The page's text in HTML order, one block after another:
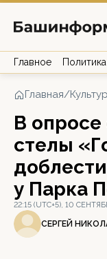
Главное Политика
Главная/
В опросе
стелы
у Парка
22:15 (UTC+5), 10
СЕРГЕЙ